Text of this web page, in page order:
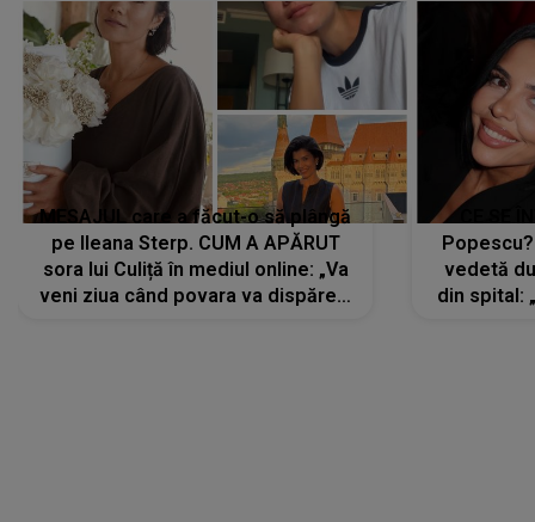
MESAJUL care a făcut-o să plângă
pe Ileana Sterp. CUM A APĂRUT
sora lui Culiță în mediul online: „Va
veni ziua când povara va dispărea,
vedetă
din spital: